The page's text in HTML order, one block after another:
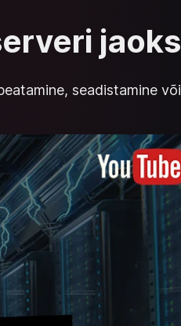
jaoks
seadistamine või